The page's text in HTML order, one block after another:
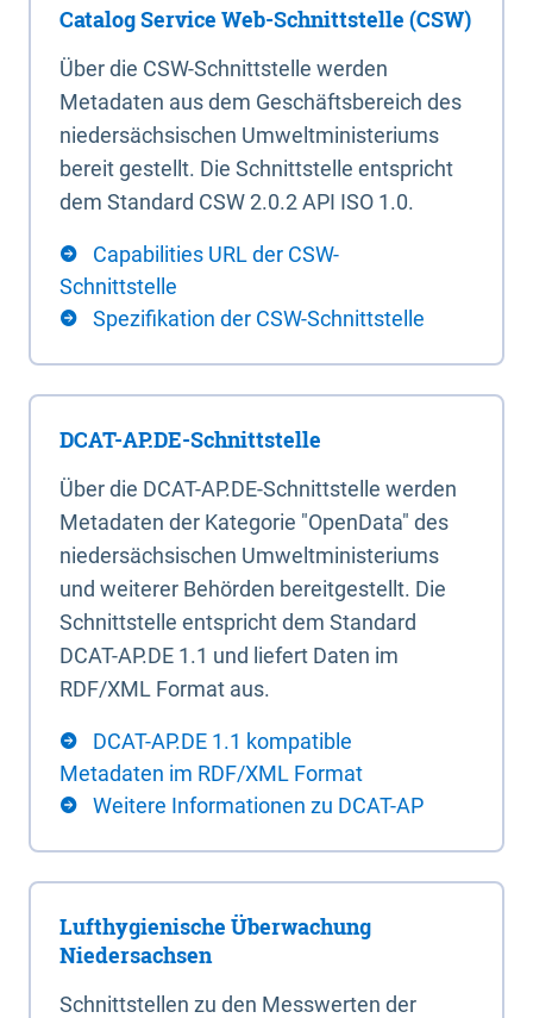
Catalog Service Web-Schnittstelle (CSW)
Über die CSW-Schnittstelle werden
Metadaten aus dem Geschäftsbereich des
niedersächsischen Umweltministeriums
bereit gestellt. Die Schnittstelle entspricht
dem Standard CSW 2.0.2 API ISO 1.0.
Capabilities URL der CSW-
Schnittstelle
Spezifikation der CSW-Schnittstelle
DCAT-AP.DE-Schnittstelle
Über die DCAT-AP.DE-Schnittstelle werden
Metadaten der Kategorie "OpenData" des
niedersächsischen Umweltministeriums
und weiterer Behörden bereitgestellt. Die
Schnittstelle entspricht dem Standard
DCAT-AP.DE 1.1 und liefert Daten im
RDF/XML Format aus.
DCAT-AP.DE 1.1 kompatible
Metadaten im RDF/XML Format
Weitere Informationen zu DCAT-AP
Lufthygienische Überwachung
Niedersachsen
Schnittstellen zu den Messwerten der